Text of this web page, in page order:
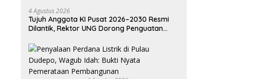
4 Agustus 2026
Tujuh Anggota KI Pusat 2026–2030 Resmi
Dilantik, Rektor UNG Dorong Penguatan